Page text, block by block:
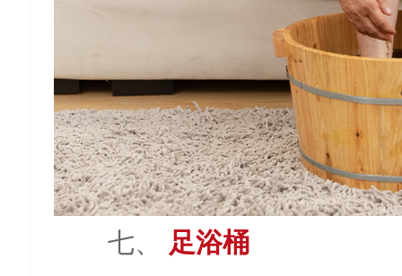
七、
足浴桶